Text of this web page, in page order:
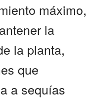
máximo,
la
la planta,
que
a sequías